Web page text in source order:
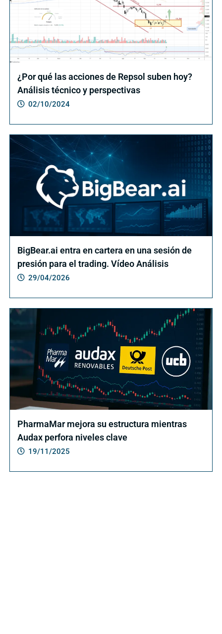
¿Por qué las acciones de Repsol suben hoy?
Análisis técnico y perspectivas
02/10/2024
BigBear.ai entra en cartera en una sesión de
presión para el trading. Vídeo Análisis
29/04/2026
PharmaMar mejora su estructura mientras
Audax perfora niveles clave
19/11/2025